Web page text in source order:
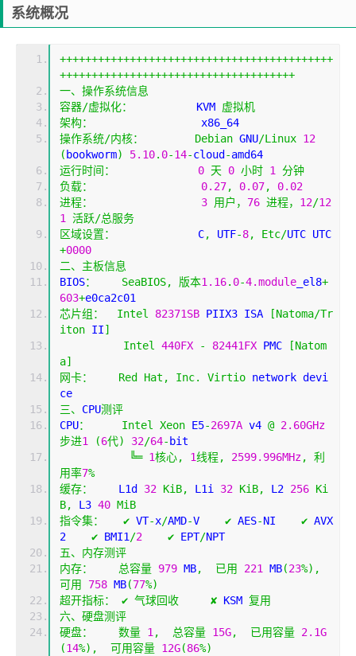
系统概况
+++++++++++++++++++++++++++++++++++++++++++
+++++++++++++++++++++++++++++++++++++
一、操作系统信息
容器/虚拟化：
          KVM
虚拟机
架构：
                 x86_64
操作系统/内核：
Debian GNU/Linux 12
( bookworm) 5.10. 0-14-cloud -amd64
运行时间：
0 天 0 小时 1 分钟
负载：
0.27, 0.07,
0.02
进程：
3 用户， 76 进程， 12/12
1 活跃/总服务
区域设置：
             C
, UTF-8, Etc/
+0000
二、主板信息
BIOS： SeaBIOS, 版本1.16. 0-4.module _el8+
603+e0ca2c01
芯片组：
Intel 82371SB PIIX3 ISA [Natoma/Tr
iton II]
Intel 440FX - 82441FX PMC [Natom
a]
网卡：
Red Hat , Inc. Virtio network devi
ce
三、 CPU测评
CPU： Intel Xeon E5-2697A v4 @ 2.60GHz
步进1 (6代) 32/64- bit
╚═ 1核心, 1线程, 2599.996MHz,
利
用率7%
缓存：
    L1d
32 KiB, L1i 32 KiB, L2 256 Ki
B, L3 40 MiB
指令集：
✔ VT-x/AMD-V ✔ AES-NI ✔ AVX
2 ✔ BMI1/2 ✔ EPT/NPT
五、内存测评
内存：
总容量 979 MB, 已用 221 MB(23%),
可用
758 MB(77%)
超开指标：
✔ 气球回收 ✘ KSM 复用
六、硬盘测评
硬盘：
数量 1, 总容量 15G, 已用容量 2.1G
(14%), 可用容量 12G(86%)